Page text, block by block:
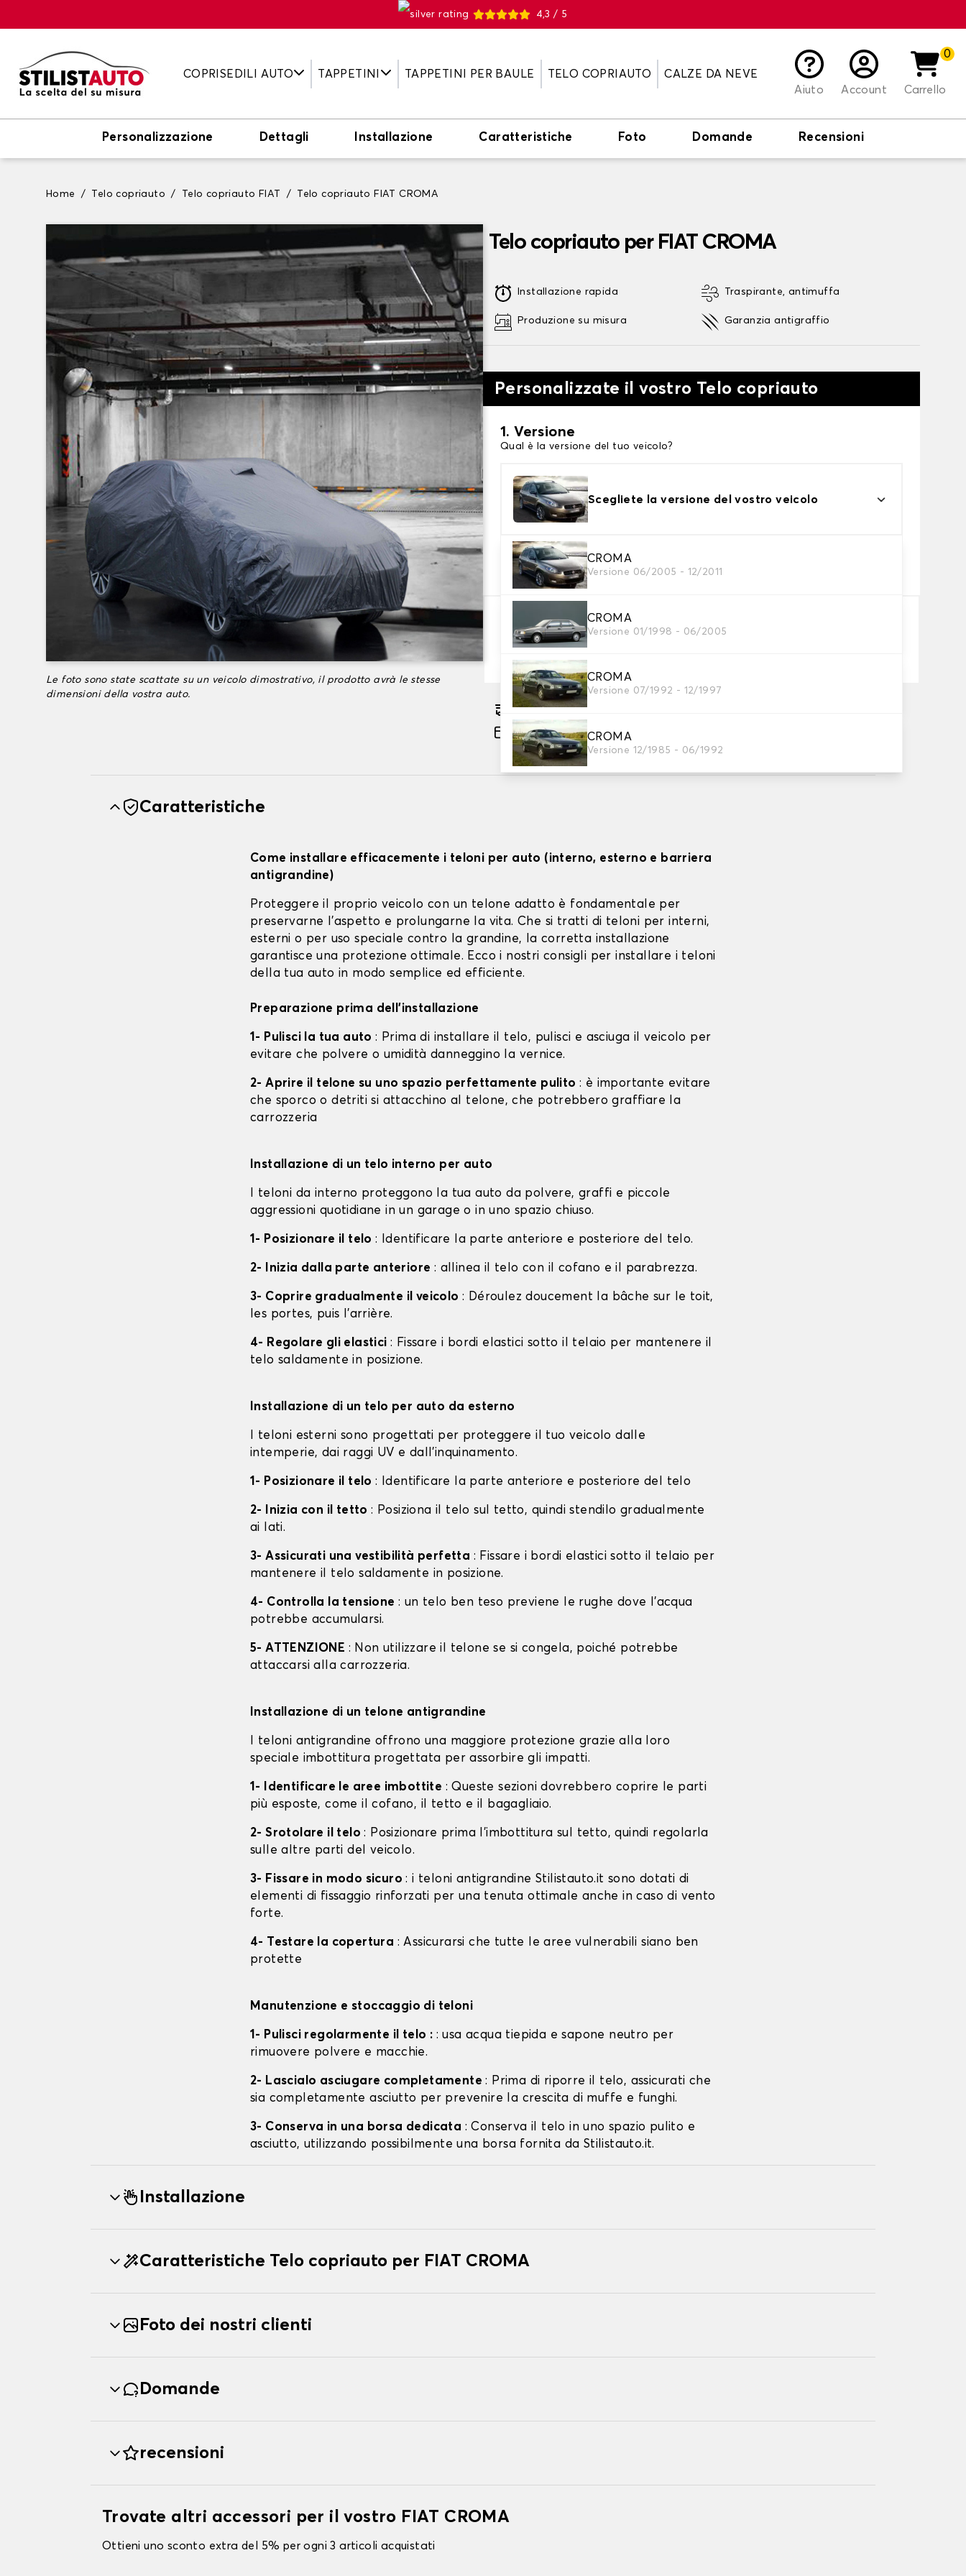
4,3 / 5
COPRISEDILI AUTO TAPPETINI TAPPETINI PER BAULE TELO COPRIAUTO
CALZE DA NEVE
Aiuto
Account
0
Carrello
Personalizzazione Dettagli Installazione Caratteristiche Foto Domande Recensioni
Home Telo copriauto Telo copriauto FIAT Telo copriauto FIAT CROMA
Le foto sono state scattate su un veicolo dimostrativo, il prodotto avrà le stesse
dimensioni della vostra auto.
Telo copriauto per FIAT CROMA
Installazione rapida
Produzione su misura
Traspirante, antimuffa
Garanzia antigraffio
Personalizzate il vostro Telo copriauto
1. Versione
Qual è la versione del tuo veicolo?
Scegliete la versione del vostro veicolo
CROMA
Versione 06/2005 - 12/2011
CROMA
Versione 01/1998 - 06/2005
CROMA
Versione 07/1992 - 12/1997
CROMA
Versione 12/1985 - 06/1992
2. Livello di protezione
Scegli il telo protettivo adatto alle tue esigenze
66,08 €
Consegna gratuita stimata su 17/08/2026
Pagamento in 3x gratuito, a partire da 60 euro di acquisto.
Caratteristiche
Come installare efficacemente i teloni per auto (interno, esterno e barriera
antigrandine)
Proteggere il proprio veicolo con un telone adatto è fondamentale per
preservarne l'aspetto e prolungarne la vita. Che si tratti di teloni per interni,
esterni o per uso speciale contro la grandine, la corretta installazione
garantisce una protezione ottimale. Ecco i nostri consigli per installare i teloni
della tua auto in modo semplice ed efficiente.
Preparazione prima dell'installazione
1- Pulisci la tua auto: Prima di installare il telo, pulisci e asciuga il veicolo per
evitare che polvere o umidità danneggino la vernice.
2- Aprire il telone su uno spazio perfettamente pulito : è importante evitare
che sporco o detriti si attacchino al telone, che potrebbero graffiare la
carrozzeria
Installazione di un telo interno per auto
I teloni da interno proteggono la tua auto da polvere, graffi e piccole
aggressioni quotidiane in un garage o in uno spazio chiuso.
1- Posizionare il telo: Identificare la parte anteriore e posteriore del telo.
2- Inizia dalla parte anteriore : allinea il telo con il cofano e il parabrezza.
3- Coprire gradualmente il veicolo : Déroulez doucement la bâche sur le toit,
les portes, puis l'arrière.
4- Regolare gli elastici : Fissare i bordi elastici sotto il telaio per mantenere il
telo saldamente in posizione.
Installazione di un telo per auto da esterno
I teloni esterni sono progettati per proteggere il tuo veicolo dalle
intemperie, dai raggi UV e dall'inquinamento.
1- Posizionare il telo: Identificare la parte anteriore e posteriore del telo
2- Inizia con il tetto: Posiziona il telo sul tetto, quindi stendilo gradualmente
ai lati.
3- Assicurati una vestibilità perfetta : Fissare i bordi elastici sotto il telaio per
mantenere il telo saldamente in posizione.
4- Controlla la tensione : un telo ben teso previene le rughe dove l'acqua
potrebbe accumularsi.
5- ATTENZIONE : Non utilizzare il telone se si congela, poiché potrebbe
attaccarsi alla carrozzeria.
Installazione di un telone antigrandine
I teloni antigrandine offrono una maggiore protezione grazie alla loro
speciale imbottitura progettata per assorbire gli impatti.
1- Identificare le aree imbottite : Queste sezioni dovrebbero coprire le parti
più esposte, come il cofano, il tetto e il bagagliaio.
2- Srotolare il telo: Posizionare prima l'imbottitura sul tetto, quindi regolarla
sulle altre parti del veicolo.
3- Fissare in modo sicuro: i teloni antigrandine Stilistauto.it sono dotati di
elementi di fissaggio rinforzati per una tenuta ottimale anche in caso di vento
forte.
4- Testare la copertura : Assicurarsi che tutte le aree vulnerabili siano ben
protette
Manutenzione e stoccaggio di teloni
1- Pulisci regolarmente il telo : : usa acqua tiepida e sapone neutro per
rimuovere polvere e macchie.
2- Lascialo asciugare completamente: Prima di riporre il telo, assicurati che
sia completamente asciutto per prevenire la crescita di muffe e funghi.
3- Conserva in una borsa dedicata : Conserva il telo in uno spazio pulito e
asciutto, utilizzando possibilmente una borsa fornita da Stilistauto.it.
Installazione
Caratteristiche Telo copriauto per FIAT CROMA
Foto dei nostri clienti
Domande
recensioni
Trovate altri accessori per il vostro FIAT CROMA
Ottieni uno sconto extra del 5% per ogni 3 articoli acquistati